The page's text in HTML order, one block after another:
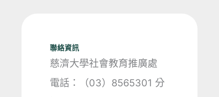
聯絡資訊
慈濟大學社會教育推廣處
電話：（03）8565301 分